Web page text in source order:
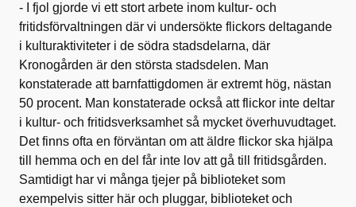
- I fjol gjorde vi ett stort arbete inom kultur- och
fritidsförvaltningen där vi undersökte flickors deltagande
i kulturaktiviteter i de södra stadsdelarna, där
Kronogården är den största stadsdelen. Man
konstaterade att barnfattigdomen är extremt hög, nästan
50 procent. Man konstaterade också att flickor inte deltar
i kultur- och fritidsverksamhet så mycket överhuvudtaget.
Det finns ofta en förväntan om att äldre flickor ska hjälpa
till hemma och en del får inte lov att gå till fritidsgården.
Samtidigt har vi många tjejer på biblioteket som
exempelvis sitter här och pluggar, biblioteket och